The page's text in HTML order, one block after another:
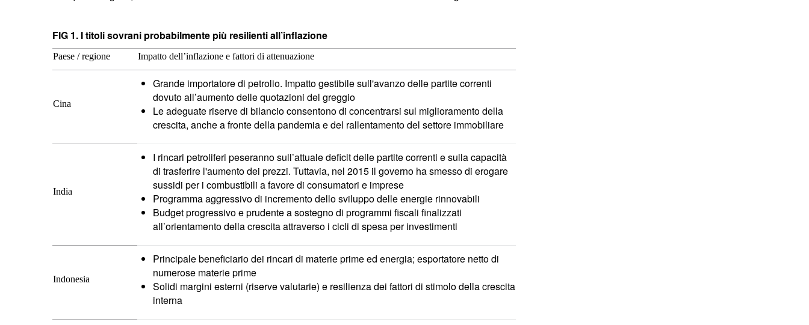
FIG 1. I titoli sovrani probabilmente più resilienti all’inflazione
Paese / regione Impatto dell’inflazione e fattori di attenuazione
Cina
Grande importatore di petrolio. Impatto gestibile sull'avanzo delle partite correnti
dovuto all’aumento delle quotazioni del greggio
Le adeguate riserve di bilancio consentono di concentrarsi sul miglioramento della
crescita, anche a fronte della pandemia e del rallentamento del settore immobiliare
India
I rincari petroliferi peseranno sull’attuale deficit delle partite correnti e sulla capacità
di trasferire l'aumento dei prezzi. Tuttavia, nel 2015 il governo ha smesso di erogare
sussidi per i combustibili a favore di consumatori e imprese
Programma aggressivo di incremento dello sviluppo delle energie rinnovabili
Budget progressivo e prudente a sostegno di programmi fiscali finalizzati
all’orientamento della crescita attraverso i cicli di spesa per investimenti
Indonesia
Principale beneficiario dei rincari di materie prime ed energia; esportatore netto di
numerose materie prime
Solidi margini esterni (riserve valutarie) e resilienza dei fattori di stimolo della crescita
interna